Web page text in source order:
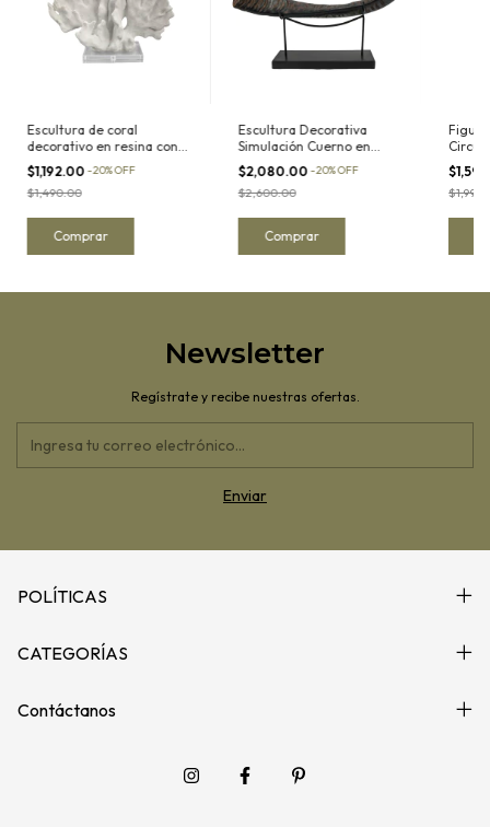
Escultura de coral
decorativo en resina con
base de acrilico II
$1,192.00 -20%OFF
$1,490.00
Escultura Decorativa
Simulación Cuerno en
Resina con Soporte de
metal
$2,080.00 -20%OFF
$2,600.00
Newsletter
Regístrate y recibe nuestras ofertas.
POLÍTICAS
CATEGORÍAS
Contáctanos